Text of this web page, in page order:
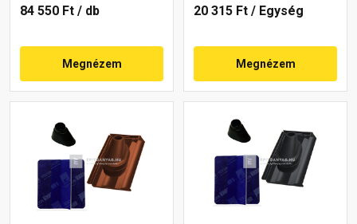
84 550 Ft / db
Megnézem
20 315 Ft / Egység
Megnézem